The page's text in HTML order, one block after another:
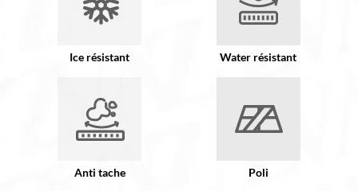
Ice résistant Water résistant
Anti tache Poli